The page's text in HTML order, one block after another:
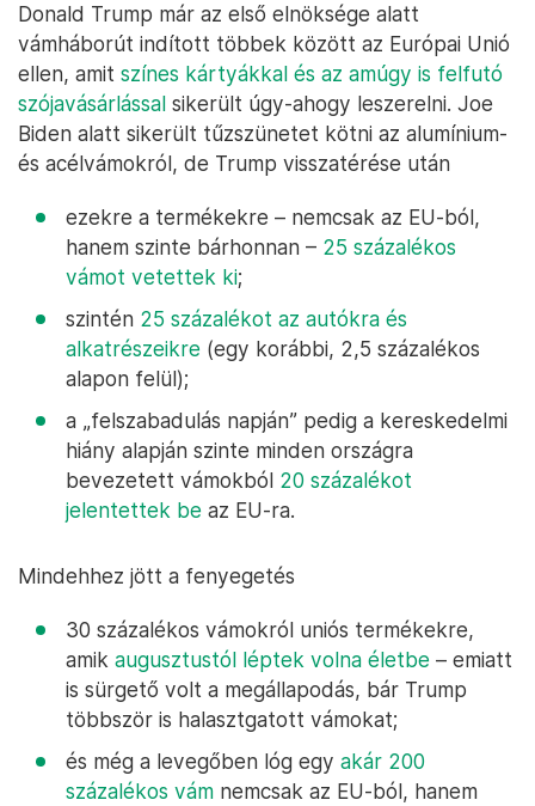
Donald Trump már az első elnöksége alatt
vámháborút indított többek között az Európai Unió
ellen, amit színes kártyákkal és az amúgy is felfutó
szójavásárlással sikerült úgy-ahogy leszerelni. Joe
Biden alatt sikerült tűzszünetet kötni az alumínium-
és acélvámokról, de Trump visszatérése után
ezekre a termékekre – nemcsak az EU-ból,
hanem szinte bárhonnan – 25 százalékos
vámot vetettek ki;
szintén 25 százalékot az autókra és
alkatrészeikre (egy korábbi, 2,5 százalékos
alapon felül);
a „felszabadulás napján” pedig a kereskedelmi
hiány alapján szinte minden országra
bevezetett vámokból 20 százalékot
jelentettek be az EU-ra.
Mindehhez jött a fenyegetés
30 százalékos vámokról uniós termékekre,
amik augusztustól léptek volna életbe – emiatt
is sürgető volt a megállapodás, bár Trump
többször is halasztgatott vámokat;
és még a levegőben lóg egy akár 200
százalékos vám nemcsak az EU-ból, hanem